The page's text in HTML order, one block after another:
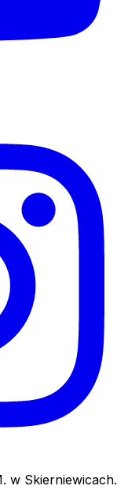
w Skierniewicach.